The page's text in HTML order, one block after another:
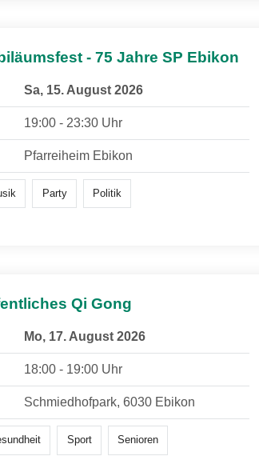
- 75 Jahre SP Ebikon
Sa, 15. August 2026
19:00 - 23:30 Uhr
Pfarreiheim Ebikon
Party Politik
Qi Gong
Mo, 17. August 2026
18:00 - 19:00 Uhr
Schmiedhofpark, 6030 Ebikon
Sport Senioren